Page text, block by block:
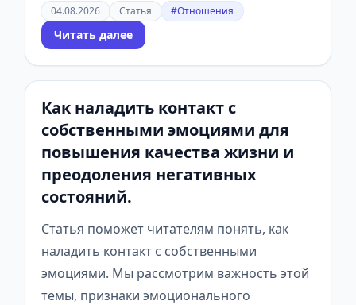
04.08.2026 Статья #Отношения
Читать далее
Как наладить контакт с
собственными эмоциями для
повышения качества жизни и
преодоления негативных
состояний.
Статья поможет читателям понять, как
наладить контакт с собственными
эмоциями. Мы рассмотрим важность этой
темы, признаки эмоционального